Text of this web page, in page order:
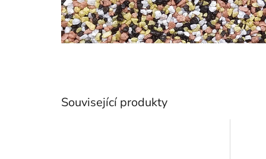
Související produkty